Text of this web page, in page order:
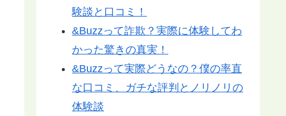
験談と口コミ！
&Buzzって詐欺？実際に体験してわ
かった驚きの真実！
&Buzzって実際どうなの？僕の率直
な口コミ、ガチな評判とノリノリの
体験談